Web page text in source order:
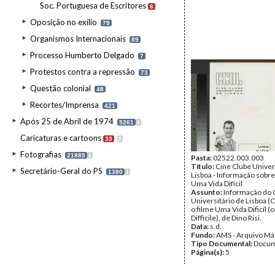
Soc. Portuguesa de Escritores 6
Oposição no exílio 79
Organismos Internacionais 89
Processo Humberto Delgado 7
Protestos contra a repressão 73
Questão colonial 48
Recortes/Imprensa 421
Após 25 de Abril de 1974 5261 I
Caricaturas e cartoons 33 I
Fotografias 21885 I
Secretário-Geral do PS 1380 I
Pasta:02522.003.003
Título: Cine Clube
Lisboa - Informação
Uma Vida Difícil
Assunto:Informação do
Universitário de Lisboa
o filme Uma Vida Dificíl
Difficile), de Dino Risi.
Data: s.d.
Fundo:AMS - Arquivo
Tipo Documental:
Página(s):5